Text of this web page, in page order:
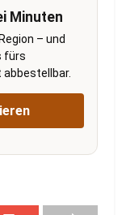
Minuten
– und
fürs
abbestellbar.